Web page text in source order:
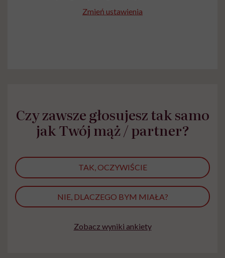
Zmień ustawienia
Czy zawsze głosujesz tak samo
jak Twój mąż / partner?
TAK, OCZYWIŚCIE
NIE, DLACZEGO BYM MIAŁA?
Zobacz wyniki ankiety